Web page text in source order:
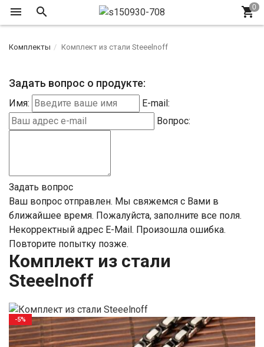
Комплекты Комплект из стали Steeelnoff
Задать вопрос о продукте:
Имя:
E-mail:
Вопрос:
Задать вопрос
Ваш вопрос отправлен. Мы свяжемся с Вами в
ближайшее время. Пожалуйста, заполните все поля.
Некорректный адрес E-Mail. Произошла ошибка.
Повторите попытку позже.
Комплект из стали
Steeelnoff
-5%